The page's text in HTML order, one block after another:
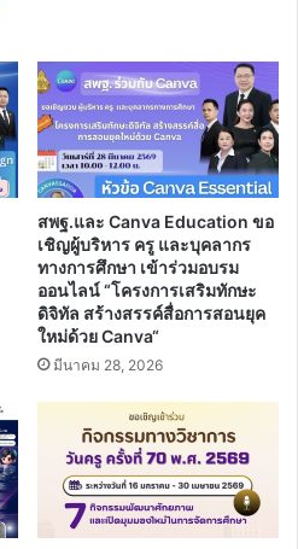
สพฐ.และ Canva Education ขอ
เชิญผู้บริหาร ครู และบุคลากร
ทางการศึกษา เข้าร่วมอบรม
ออนไลน์ “โครงการเสริมทักษะ
ดิจิทัล สร้างสรรค์สื่อการสอนยุค
ใหม่ด้วย Canva“
มีนาคม 28, 2026